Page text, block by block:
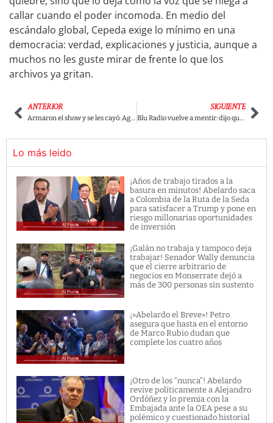
callar cuando el poder incomoda. En medio del
escándalo global, Cepeda exige lo mínimo en una
democracia: verdad, explicaciones y justicia, aunque a
muchos no les guste mirar de frente lo que los
archivos ya gritan.
ANTERIOR
Armaron el show y se les cayó: Agencia Nacional de Contratación desmiente el “escándalo” de contratos inflado por Daniel Briceño y los medios
SIGUIENTE
Blu Radio vuelve a mentir: dijo que el Gobierno dejó alcaldes de Córdoba en la calle, pero se destaparon reuniones, ayudas y coordinación real para los damnificados
Lo más leido
¡Años de trabajo tirados a la
basura en minutos! Abelardo saca
a Colombia de la Ruta de la Seda
para satisfacer a Trump y pone en
riesgo millonarias oportunidades
de inversión
¡Galán no trabaja y tampoco deja
trabajar! Senador Wally denuncia
que el cierre arbitrario de
negocios en Monserrate dejó a
más de 300 personas sin sustento
¡»Abelardo el Breve»! Petro
asegura que hasta en el entorno
de Marco Rubio dudan que
complete los cuatro años
¡Otro de los “nunca”! Abelardo
revive políticamente a Alejandro
Ordóñez y lo premia con la
Embajada ante la OEA pese a su
polémico y cuestionado historial